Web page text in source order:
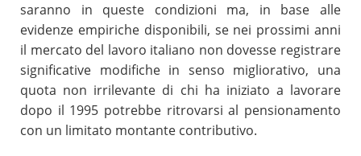
saranno in queste condizioni ma, in base alle
evidenze empiriche disponibili, se nei prossimi anni
il mercato del lavoro italiano non dovesse registrare
significative modifiche in senso migliorativo, una
quota non irrilevante di chi ha iniziato a lavorare
dopo il 1995 potrebbe ritrovarsi al pensionamento
con un limitato montante contributivo.